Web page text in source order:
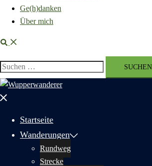
Ge(h)danken
Über mich
Suche
Suchen
nach:
Menü
Startseite
Wanderungen
Rundweg
Strecke